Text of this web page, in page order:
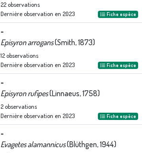
22observations
Dernière observation en 2023 Fiche espèce
-
Episyron arrogans(Smith, 1873)
12observations
Dernière observation en 2023 Fiche espèce
-
Episyron rufipes(Linnaeus, 1758)
2observations
Dernière observation en 2023 Fiche espèce
-
Evagetes alamannicus(Blüthgen, 1944)